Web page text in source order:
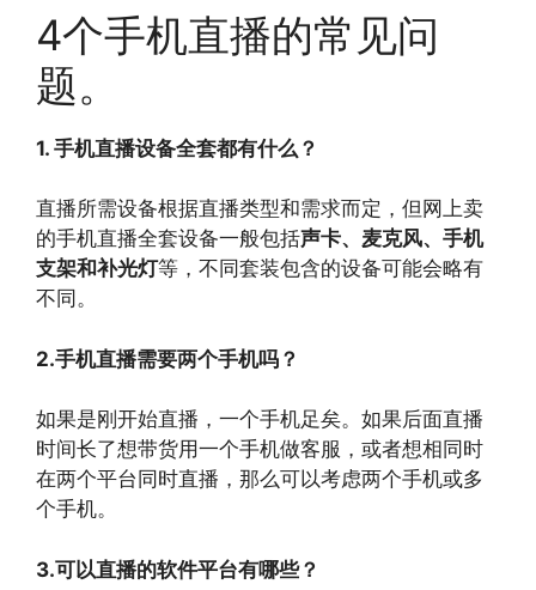
4个手机直播的常见问
题。
1. 手机直播设备全套都有什么？
直播所需设备根据直播类型和需求而定，但网上卖
的手机直播全套设备一般包括声卡、麦克风、手机
支架和补光灯等，不同套装包含的设备可能会略有
不同。
2.手机直播需要两个手机吗？
如果是刚开始直播，一个手机足矣。如果后面直播
时间长了想带货用一个手机做客服，或者想相同时
在两个平台同时直播，那么可以考虑两个手机或多
个手机。
3.可以直播的软件平台有哪些？